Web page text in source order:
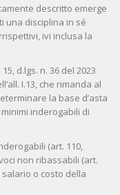
descritto emerge
una disciplina in sé
ivi inclusa la
d.lgs. n. 36 del 2023
I.13, che rimanda al
la base d’asta
inderogabili di
(art. 110,
non ribassabili (art.
salario o costo della